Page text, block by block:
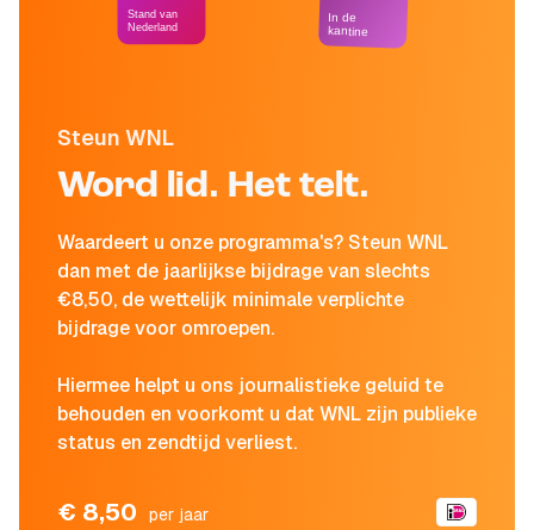
Steun WNL
Word lid. Het telt.
Waardeert u onze programma's? Steun WNL
dan met de jaarlijkse bijdrage van slechts
€8,50, de wettelijk minimale verplichte
bijdrage voor omroepen.
Hiermee helpt u ons journalistieke geluid te
behouden en voorkomt u dat WNL zijn publieke
status en zendtijd verliest.
€ 8,50 per jaar
Stand van
Nederland
In de
kantine